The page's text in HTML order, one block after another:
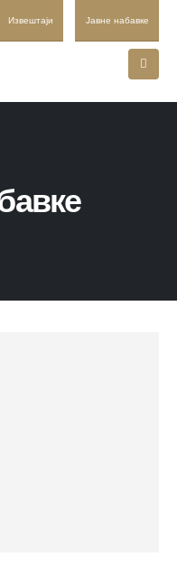
Извештаји
Јавне набавке